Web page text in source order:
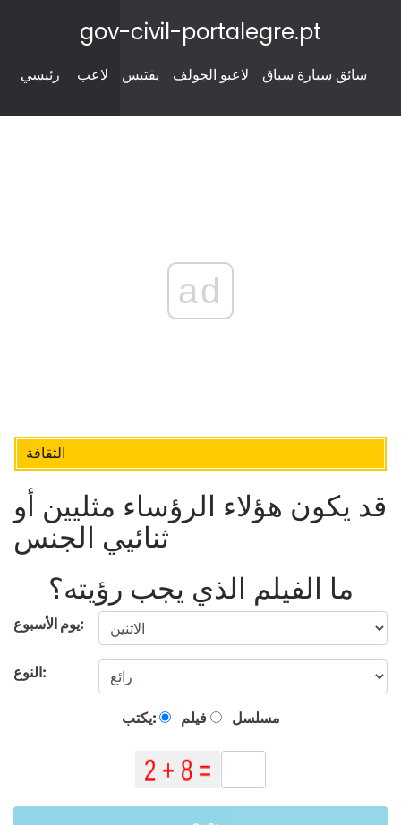
gov-civil-portalegre.pt
رئيسي لاعب يقتبس لاعبو الجولف سائق سيارة سباق
ad
الثقافة
قد يكون هؤلاء الرؤساء مثليين أو
ثنائيي الجنس
ما الفيلم الذي يجب رؤيته؟
يوم الأسبوع:
النوع:
يكتب: فيلم مسلسل